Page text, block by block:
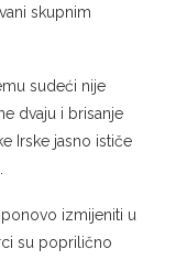
skupnim
sudeći nije
dvaju i brisanje
Irske jasno ističe
izmijeniti u
su poprilično